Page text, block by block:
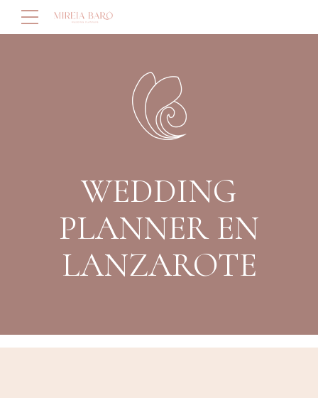
WEDDING
PLANNER EN
LANZAROTE